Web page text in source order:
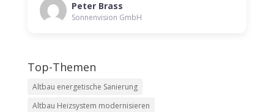
Peter Brass
Sonnenvision GmbH
Top-Themen
Altbau energetische Sanierung
Altbau Heizsystem modernisieren